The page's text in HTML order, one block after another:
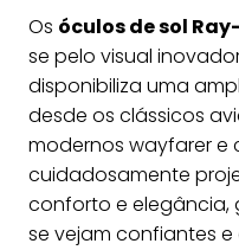
Os óculos de sol
se pelo visual
disponibiliza uma
desde os clássicos
modernos wayfarer e
cuidadosamente
conforto e elegância,
se vejam confiantes